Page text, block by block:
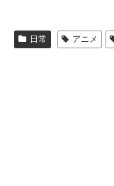
日常 アニメ